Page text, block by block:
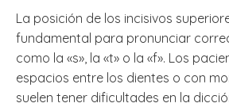
La posición de los incisivos
fundamental para pronunciar
como la «s», la «t» o la «f». Los
espacios entre los dientes o con
suelen tener dificultades en la